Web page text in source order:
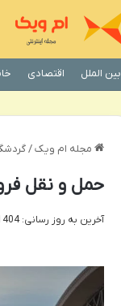
بین الملل اقتصادی
مجله ام ویک /
حمل و نقل
آخرین به روز رسانی: 20/07/1404